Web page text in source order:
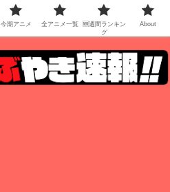
今期アニメ 全アニメ一覧
🆕週間ランキン
グ
About